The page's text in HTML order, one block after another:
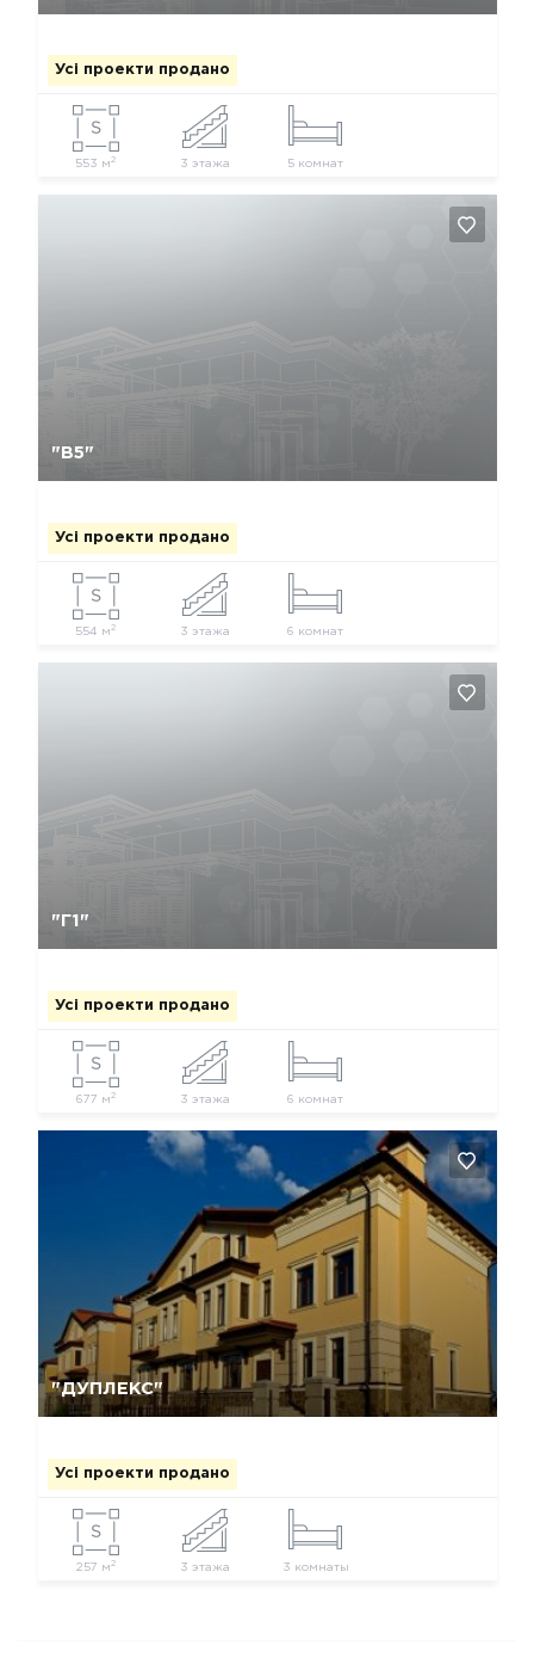
Усі проекти продано
553 м2 3 этажа 5 комнат
"В5"
Усі проекти продано
554 м2 3 этажа 6 комнат
"Г1"
Усі проекти продано
677 м2 3 этажа 6 комнат
"ДУПЛЕКС"
Усі проекти продано
257 м 2 3 этажа 3 комнаты
Так, видалити